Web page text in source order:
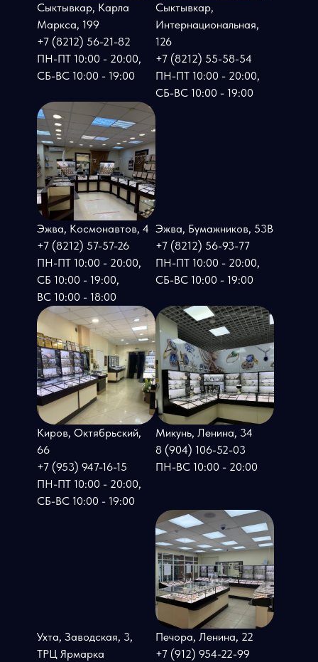
Сыктывкар, Карла
Маркса, 199
+7 (8212) 56-21-82
ПН-ПТ 10:00 - 20:00,
СБ-ВС 10:00 - 19:00
Сыктывкар,
Интернациональная,
126
+7 (8212) 55-58-54
ПН-ПТ 10:00 - 20:00,
СБ-ВС 10:00 - 19:00
Эжва, Космонавтов, 4
+7 (8212) 57-57-26
ПН-ПТ 10:00 - 20:00,
СБ 10:00 - 19:00,
ВС 10:00 - 18:00
Эжва, Бумажников, 53В
+7 (8212) 56-93-77
ПН-ПТ 10:00 - 20:00,
СБ-ВС 10:00 - 19:00
Киров, Октябрьский,
66
+7 (953) 947-16-15
ПН-ПТ 10:00 - 20:00,
СБ-ВС 10:00 - 19:00
Микунь, Ленина, 34
8 (904) 106-52-03
ПН-ВС 10:00 - 20:00
Ухта, Заводская, 3,
ТРЦ Ярмарка
Печора, Ленина, 22
+7 (912) 954-22-99